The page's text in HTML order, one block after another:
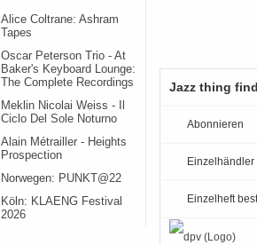
Alice Coltrane: Ashram
Tapes
Oscar Peterson Trio - At
Baker's Keyboard Lounge:
The Complete Recordings
Meklin Nicolai Weiss - Il
Ciclo Del Sole Noturno
Alain Métrailler - Heights
Prospection
Norwegen: PUNKT@22
Köln: KLAENG Festival
2026
Jazz thing
Abonnieren
Einzelheft